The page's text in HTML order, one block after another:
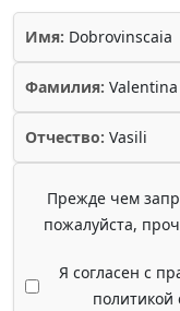
Имя: Dobrovinscaia
Фамилия: Valentina
Отчество: Vasili
Прежде чем
пожалуйста,
Я согласен с
политикой